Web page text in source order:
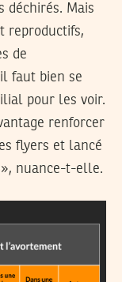
déchirés. Mais
reproductifs,
de
faut bien se
pour les voir.
renforcer
flyers et lancé
», nuance-t-elle.